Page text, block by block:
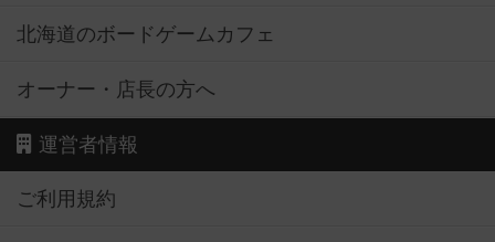
北海道のボードゲームカフェ
オーナー・店長の方へ
運営者情報
ご利用規約